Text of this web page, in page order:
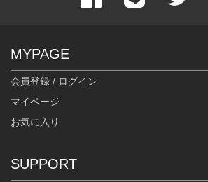
MYPAGE
会員登録 / ログイン
マイページ
お気に入り
SUPPORT